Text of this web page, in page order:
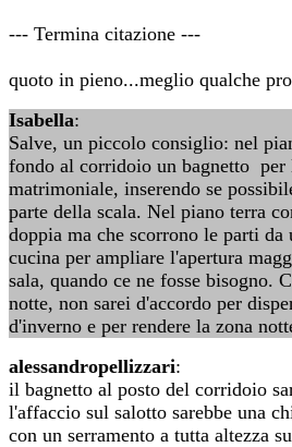
--- Termina citazione ---
quoto in pieno...meglio qualche
Isabella:
Salve, un piccolo consiglio: nel
fondo al corridoio un bagnetto per
matrimoniale, inserendo se
parte della scala. Nel piano terra
doppia ma che scorrono le parti
cucina per ampliare l'apertura
sala, quando ce ne fosse bisogno.
notte, non sarei d'accordo per
d'inverno e per rendere la zona
alessandropellizzari:
il bagnetto al posto del corridoio
l'affaccio sul salotto sarebbe una
con un serramento a tutta altezza